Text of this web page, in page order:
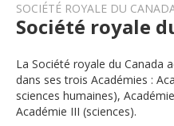
SOCIÉTÉ ROYALE DU
Société royale
La Société royale du Canada
dans ses trois Académies :
sciences humaines),
Académie III (sciences).